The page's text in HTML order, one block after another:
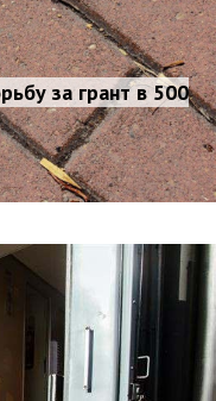
за грант в 500